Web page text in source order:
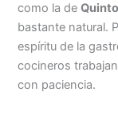
como la de
bastante natural.
espíritu de la
cocineros
con paciencia.